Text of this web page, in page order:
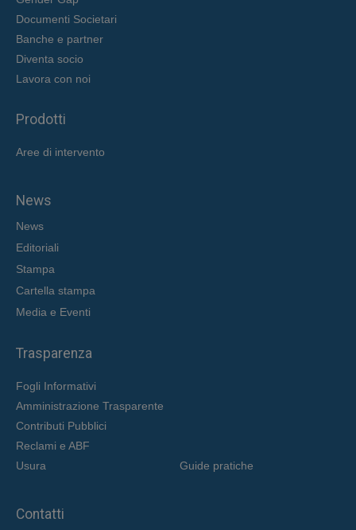
Documenti Societari
Banche e partner
Diventa socio
Lavora con noi
Prodotti
Aree di intervento
News
News
Editoriali
Stampa
Cartella stampa
Media e Eventi
Trasparenza
Fogli Informativi
Amministrazione Trasparente
Contributi Pubblici
Reclami e ABF
Usura
Guide pratiche
Contatti